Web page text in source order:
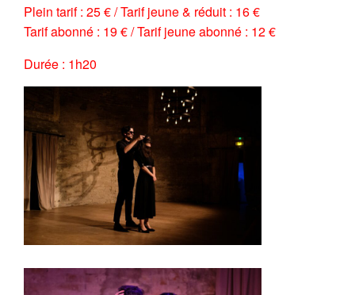
Plein tarif : 25 € / Tarif jeune & réduit : 16 €
Tarif abonné : 19 € / Tarif jeune abonné : 12 €
Durée : 1h20